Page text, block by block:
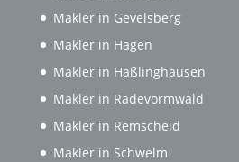
Makler in Gevelsberg
Makler in Hagen
Makler in Haßlinghausen
Makler in Radevormwald
Makler in Remscheid
Makler in Schwelm